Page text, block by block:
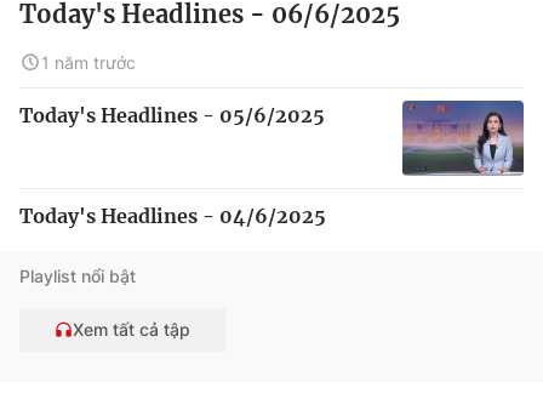
Today's Headlines - 06/6/2025
1 năm trước
Today's Headlines - 05/6/2025
Today's Headlines - 04/6/2025
Playlist nổi bật
Xem tất cả tập